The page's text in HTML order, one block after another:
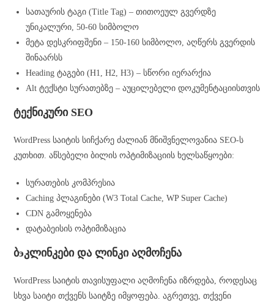
სათაურის ტაგი (Title Tag) – თითოეულ გვერდზე
უნიკალური, 50-60 სიმბოლო
მეტა დესკრიფშენი – 150-160 სიმბოლო, აღწერს გვერდის
შინაარსს
Heading ტაგები (H1, H2, H3) – სწორი იერარქია
Alt ტექსტი სურათებზე – აუცილებელი დოკუმენტაციისთვის
ტექნიკური SEO
WordPress საიტის სიჩქარე ძალიან მნიშვნელოვანია SEO-ს
კუთხით. აწსებელი ბილის ოპტიმიზაციის ხელსაწყოები:
სურათების კომპრესია
Caching პლაგინები (W3 Total Cache, WP Super Cache)
CDN გამოყენება
დატაბეისის ოპტიმიზაცია
ბэკლინკები და ლინკი აღმოჩენა
WordPress საიტის თავისუფალი აღმოჩენა იზრდება, როდესაც
სხვა საიტი თქვენს საიტზე იმყოფება. აგრეთვე, თქვენი